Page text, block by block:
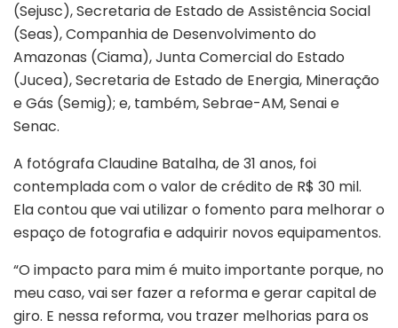
(Sejusc), Secretaria de Estado de Assistência Social
(Seas), Companhia de Desenvolvimento do
Amazonas (Ciama), Junta Comercial do Estado
(Jucea), Secretaria de Estado de Energia, Mineração
e Gás (Semig); e, também, Sebrae-AM, Senai e
Senac.
A fotógrafa Claudine Batalha, de 31 anos, foi
contemplada com o valor de crédito de R$ 30 mil.
Ela contou que vai utilizar o fomento para melhorar o
espaço de fotografia e adquirir novos equipamentos.
“O impacto para mim é muito importante porque, no
meu caso, vai ser fazer a reforma e gerar capital de
giro. E nessa reforma, vou trazer melhorias para os